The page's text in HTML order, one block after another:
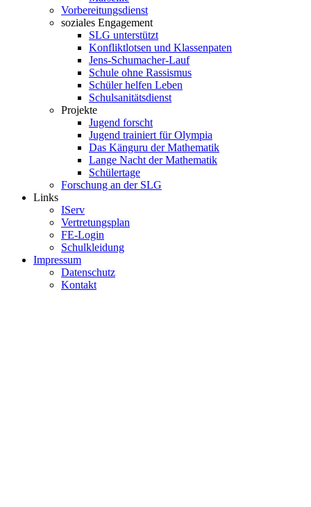
Vorbereitungsdienst
soziales Engagement
SLG unterstützt
Konfliktlotsen und Klassenpaten
Jens-Schumacher-Lauf
Schule ohne Rassismus
Schüler helfen Leben
Schulsanitätsdienst
Projekte
Jugend forscht
Jugend trainiert für Olympia
Das Känguru der Mathematik
Lange Nacht der Mathematik
Schülertage
Forschung an der SLG
Links
IServ
Vertretungsplan
FE-Login
Schulkleidung
Impressum
Datenschutz
Kontakt